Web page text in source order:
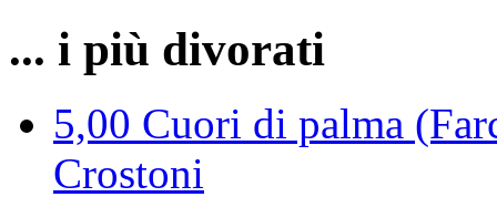
... i più divorati
5,00 Cuori di palma
Crostoni